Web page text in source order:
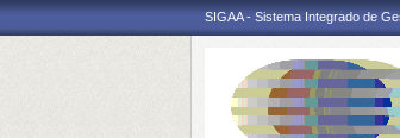
SIGAA - Sistema Integrado de